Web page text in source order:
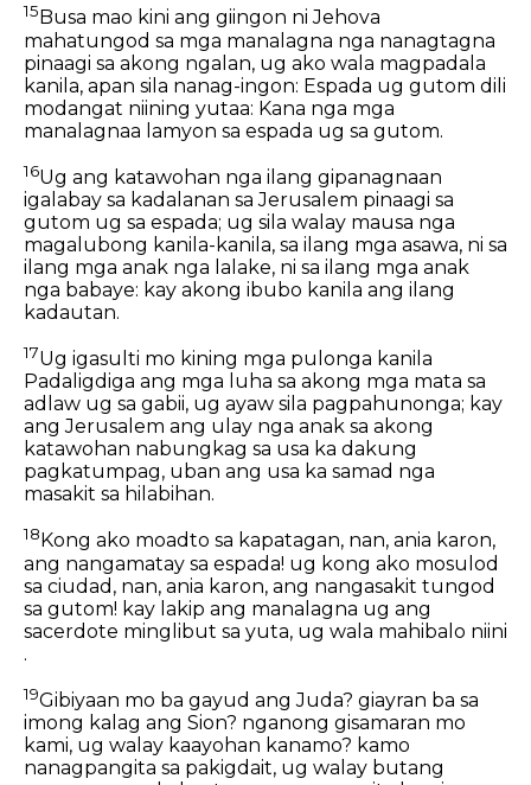
15 Busa mao kini ang giingon ni Jehova
mahatungod sa mga manalagna nga nanagtagna
pinaagi sa akong ngalan, ug ako wala magpadala
kanila, apan sila nanag-ingon: Espada ug gutom dili
modangat niining yutaa: Kana nga mga
manalagnaa lamyon sa espada ug sa gutom.
16Ug ang katawohan nga ilang gipanagnaan
igalabay sa kadalanan sa Jerusalem pinaagi sa
gutom ug sa espada; ug sila walay mausa nga
magalubong kanila-kanila, sa ilang mga asawa, ni sa
ilang mga anak nga lalake, ni sa ilang mga anak
nga babaye: kay akong ibubo kanila ang ilang
kadautan.
17Ug igasulti mo kining mga pulonga kanila
Padaligdiga ang mga luha sa akong mga mata sa
adlaw ug sa gabii, ug ayaw sila pagpahunonga; kay
ang Jerusalem ang ulay nga anak sa akong
katawohan nabungkag sa usa ka dakung
pagkatumpag, uban ang usa ka samad nga
masakit sa hilabihan.
18 Kong ako moadto sa kapatagan, nan, ania karon,
ang nangamatay sa espada! ug kong ako mosulod
sa ciudad, nan, ania karon, ang nangasakit tungod
sa gutom! kay lakip ang manalagna ug ang
sacerdote minglibut sa yuta, ug wala mahibalo niini
.
19Gibiyaan mo ba gayud ang Juda? giayran ba sa
imong kalag ang Sion? nganong gisamaran mo
kami, ug walay kaayohan kanamo? kamo
nanagpangita sa pakigdait, ug walay butang